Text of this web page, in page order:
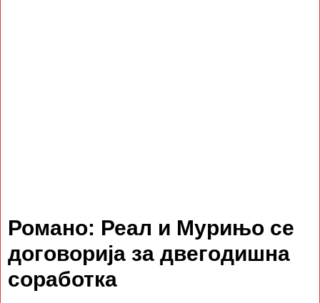
Романо: Реал и Мурињо се
договорија за двегодишна
соработка